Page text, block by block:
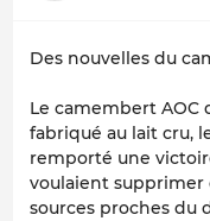
Des nouvelles du
Le camembert
fabriqué au lait cru,
remporté une
voulaient supprimer
sources proches du